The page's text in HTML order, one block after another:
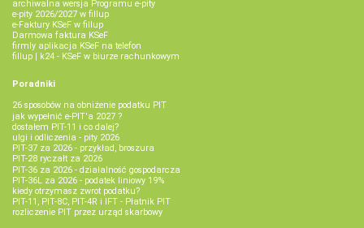
archiwalna wersja Programu e-pity
e-pity 2026/2027 w fillup
e‑Faktury KSeF w fillup
Darmowa faktura KSeF
firmly aplikacja KSeF na telefon
fillup | k24 - KSeF w biurze rachunkowym
Poradniki
26 sposobów na obniżenie podatku PIT
jak wypełnić e-PIT'a 2027 ?
dostałem PIT-11 i co dalej?
ulgi i odliczenia - pity 2026
PIT-37 za 2026 - przykład, broszura
PIT-28 ryczałt za 2026
PIT-36 za 2026 - działalność gospodarcza
PIT-36L za 2026 - podatek liniowy 19%
kiedy otrzymasz zwrot podatku?
PIT-11, PIT-8C, PIT-4R i IFT - Płatnik PIT
rozliczenie PIT przez urząd skarbowy